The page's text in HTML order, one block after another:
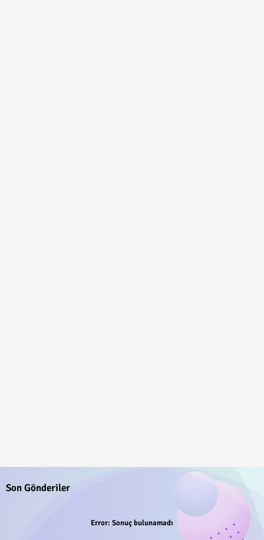
Son Gönderiler
Error: Sonuç bulunamadı